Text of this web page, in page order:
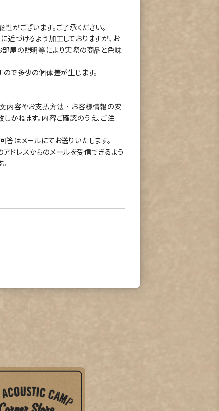
がございます。ご了承ください。
づけるよう加工しておりますが、お
屋の照明等により実際の商品と色味
で多少の個体差が生じます。
内容やお支払方法・お客様情報の変
かねます。内容ご確認のうえ、ご注
答はメールにてお送りいたします。
ドレスからのメールを受信できるよう